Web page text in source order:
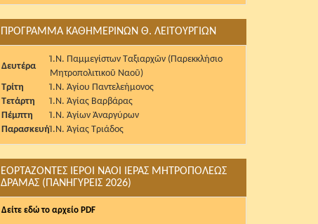
ΠΡΟΓΡΑΜΜΑ ΚΑΘΗΜΕΡΙΝΩΝ Θ. ΛΕΙΤΟΥΡΓΙΩΝ
Δευτέρα
Ἱ.Ν. Παμμεγίστων Ταξιαρχῶν (Παρεκκλήσιο
Μητροπολιτικοῦ Ναοῦ)
Τρίτη
Ἱ.Ν. Ἁγίου Παντελεήμονος
Τετάρτη
Ἱ.Ν. Ἁγίας Βαρβάρας
Πέμπτη
Ἱ.Ν. Ἁγίων Ἀναργύρων
ΠαρασκευήἹ.Ν. Ἁγίας Τριάδος
ΕΟΡΤΑΖΟΝΤΕΣ ΙΕΡΟΙ ΝΑΟΙ ΙΕΡΑΣ ΜΗΤΡΟΠΟΛΕΩΣ
ΔΡΑΜΑΣ (ΠΑΝΗΓΥΡΕΙΣ 2026)
Δείτε εδώ το αρχείο PDF